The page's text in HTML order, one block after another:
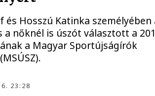
és Hosszú Katinka személyében
a nőknél is úszót választott a
a Magyar Sportújságírók
23:28